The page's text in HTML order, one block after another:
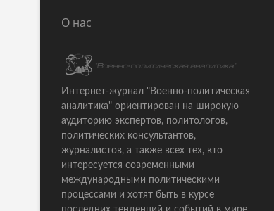
a
i
g
a
t
i
o
n
с
а
т
ь
я
:
О нас
Интернет-журнал "Военно-политическая
аналитика" ориентирован на широкую
аудиторию экспертов, политологов,
политических консультантов,
журналистов, а также всех тех, кто
интересуется современными
международными политическими
процессами и хотят быть в курсе